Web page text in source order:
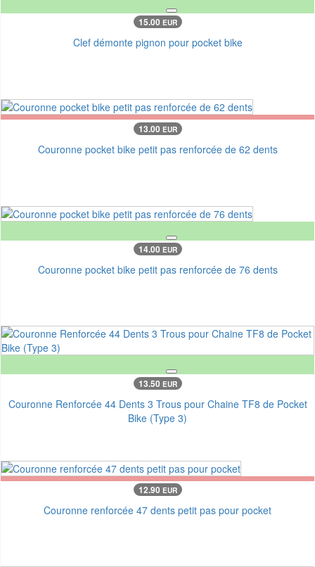
15.00 EUR
Clef démonte pignon pour pocket bike
13.00 EUR
Couronne pocket bike petit pas renforcée de 62 dents
14.00 EUR
Couronne pocket bike petit pas renforcée de 76 dents
13.50 EUR
Couronne Renforcée 44 Dents 3 Trous pour Chaine TF8 de Pocket
Bike (Type 3)
12.90 EUR
Couronne renforcée 47 dents petit pas pour pocket